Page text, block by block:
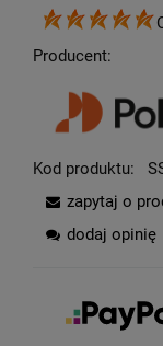
Producent:
Kod produktu:
zapytaj o
dodaj opinię